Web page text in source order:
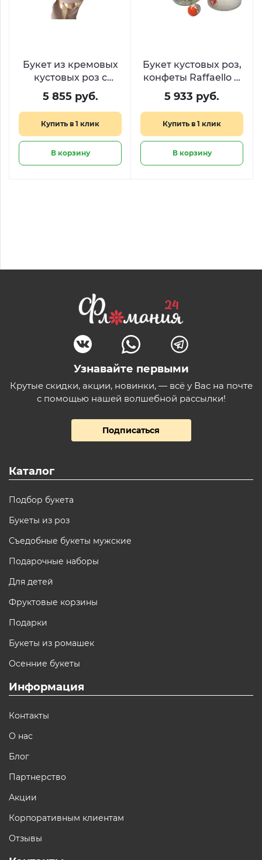
Букет из кремовых
кустовых роз с
топпером «Я люблю
тебя»
5 855 руб.
Купить в 1 клик
В корзину
Букет кустовых роз,
конфеты Raffaello и
киндер-сюрприз
5 933 руб.
Купить в 1 клик
В корзину
Узнавайте первыми
Крутые скидки, акции, новинки, — всё у Вас на почте
с помощью нашей волшебной рассылки!
Подписаться
Каталог
Подбор букета
Букеты из роз
Съедобные букеты мужские
Подарочные наборы
Для детей
Фруктовые корзины
Подарки
Букеты из ромашек
Осенние букеты
Информация
Контакты
О нас
Блог
Партнерство
Акции
Корпоративным клиентам
Отзывы